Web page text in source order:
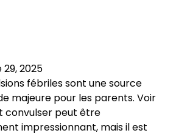
2025
fébriles sont une source
majeure pour les parents. Voir
convulser peut être
impressionnant, mais il est